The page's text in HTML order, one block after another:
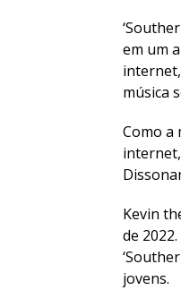
em um
música
Como a
Kevin
de
jovens.